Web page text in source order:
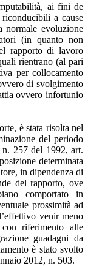
ai fini de
a cause
evoluzione
(in quanto non
rapporto di lavoro
rientrano (al pari
per collocamento
di svolgimento
ovvero infortunio
è stata risolta nel
del periodo
n. 257 del 1992, art.
determinata
in dipendenza di
del rapporto, ove
comportato in
prossimità ad
venir meno
riferimento alle
guadagni da
è stato svolto
2012, n. 503.